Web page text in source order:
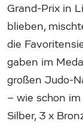
Grand-Prix in
blieben,
die
gaben im
großen Judo-
– wie schon
Silber, 3 x